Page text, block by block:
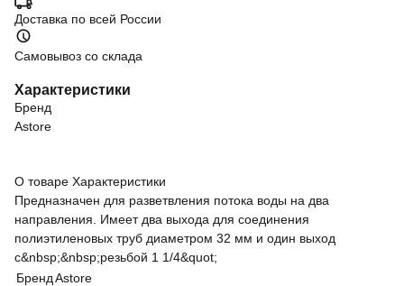
Доставка по всей России
Самовывоз со склада
Характеристики
Бренд
Astore
О товаре Характеристики
Предназначен для разветвления потока воды на два
направления. Имеет два выхода для соединения
полиэтиленовых труб диаметром 32 мм и один выход
с&nbsp;&nbsp;резьбой 1 1/4&quot;
БрендAstore